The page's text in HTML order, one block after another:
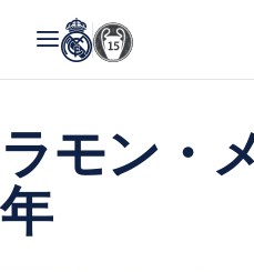
ラモン・
年